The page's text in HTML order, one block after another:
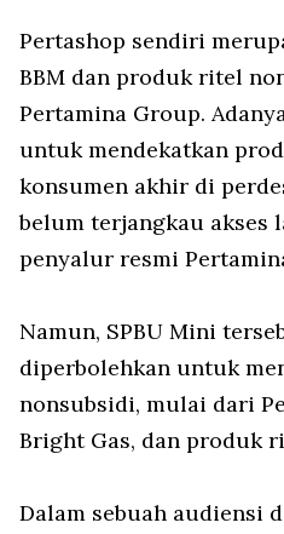
Pertashop sendiri
BBM dan produk ritel
Pertamina Group.
untuk mendekatkan
konsumen akhir di
belum terjangkau akses
penyalur resmi
Namun, SPBU Mini
diperbolehkan untuk
nonsubsidi, mulai dari
Bright Gas, dan produk
Dalam sebuah audiensi